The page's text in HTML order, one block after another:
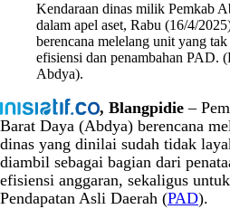
Kendaraan dinas milik Pemkab
dalam apel aset, Rabu (16/4/
berencana melelang unit yang
efisiensi dan penambahan PAD.
Abdya).
, Blangpidie–
Barat Daya (Abdya) berencana
dinas yang dinilai sudah tidak
diambil sebagai bagian dari
efisiensi anggaran, sekaligus
Pendapatan Asli Daerah (PAD).